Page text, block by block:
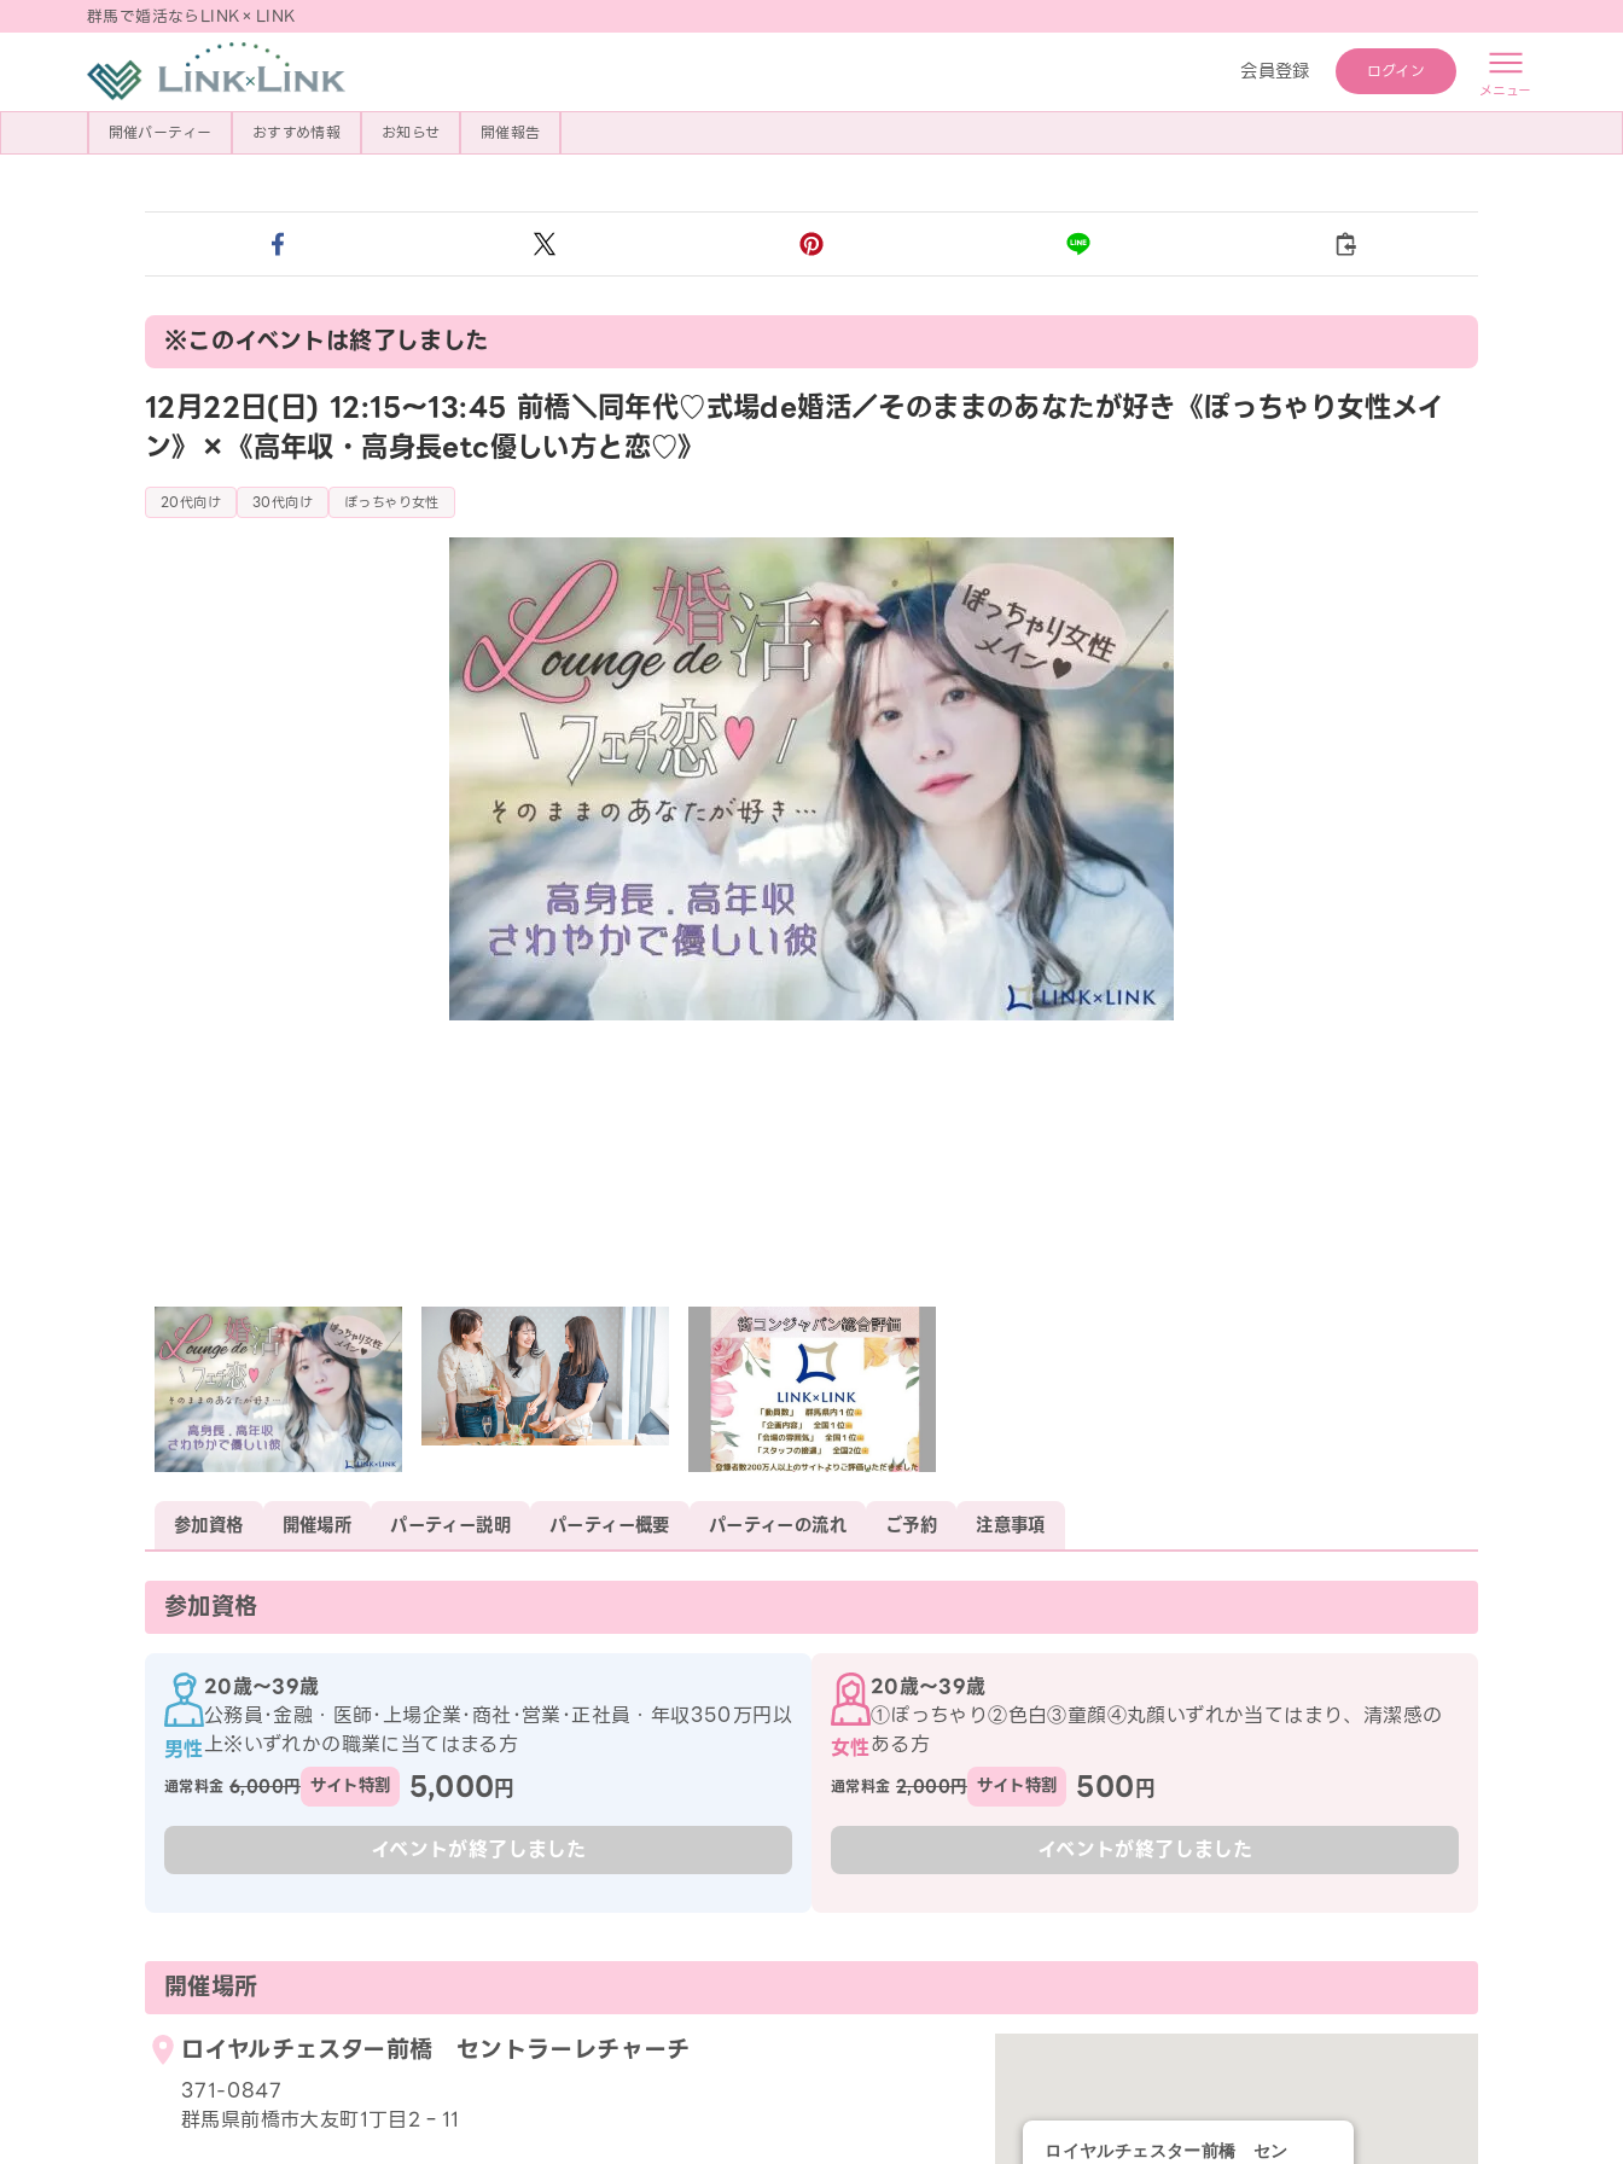
群馬で婚活ならLINK×LINK
メニュー
会員登録 ログイン
開催パーティー おすすめ情報 お知らせ 開催報告
※このイベントは終了しました
12月22日(日) 12:15〜13:45 前橋＼同年代♡式場de婚活／そのままのあなたが好き《ぽっちゃり女性メイ
ン》×《高年収・高身長etc優しい方と恋♡》
20代向け 30代向け ぽっちゃり女性
参加資格 開催場所 パーティー説明 パーティー概要 パーティーの流れ ご予約 注意事項
参加資格
男性
20歳〜39歳
公務員･金融・医師･上場企業･商社･営業･正社員・年収350万円以
上※いずれかの職業に当てはまる方
通常料金 6,000円 サイト特割 5,000円
イベントが終了しました
女性
20歳〜39歳
①ぽっちゃり②色白③童顔④丸顔いずれか当てはまり、清潔感の
ある方
通常料金 2,000円 サイト特割 500円
イベントが終了しました
開催場所
ロイヤルチェスター前橋 セントラーレチャーチ
371-0847
群馬県前橋市大友町1丁目2‐11
ロイヤルチェスター前橋 セン